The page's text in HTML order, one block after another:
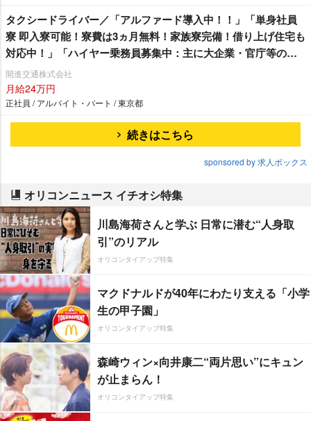
タクシードライバー／「アルファード導入中！！」「単身社員
寮 即入寮可能！寮費は3ヵ月無料！家族寮完備！借り上げ住宅も
対応中！」「ハイヤー乗務員募集中：主に大企業・官庁等のお
客様の送迎をお願い致します。羽田空港や成田空港への送迎が
メインとなります。」「女性ドライバーも在籍残業ほぼ無
し！」 東京無線加盟で安定収入！明るくて楽しい開進交通へ
是非♫
開進交通株式会社
月給24万円
正社員 / アルバイト・パート / 東京都
続きはこちら
sponsored by 求人ボックス
オリコンニュース イチオシ特集
川島海荷さんと学ぶ 日常に潜む“人身取
引”のリアル
オリコンタイアップ特集
マクドナルドが40年にわたり支える「小学
生の甲子園」
オリコンタイアップ特集
森崎ウィン×向井康二“両片思い”にキュン
が止まらん！
オリコンタイアップ特集